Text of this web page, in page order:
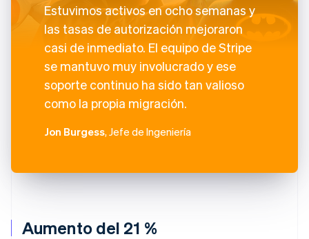
Aumento del 21 %
Estuvimos activos en ocho semanas y
las tasas de autorización mejoraron
casi de inmediato. El equipo de Stripe
se mantuvo muy involucrado y ese
soporte continuo ha sido tan valioso
como la propia migración.
Jon Burgess, Jefe de Ingeniería